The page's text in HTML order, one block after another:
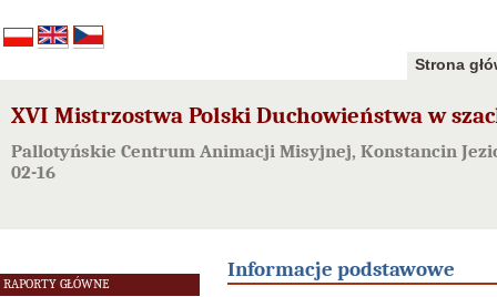
Strona
XVI Mistrzostwa Polski Duchowieństwa w
Pallotyńskie Centrum Animacji Misyjnej, Konstancin
02-16
RAPORTY GŁÓWNE
Informacje podstawowe